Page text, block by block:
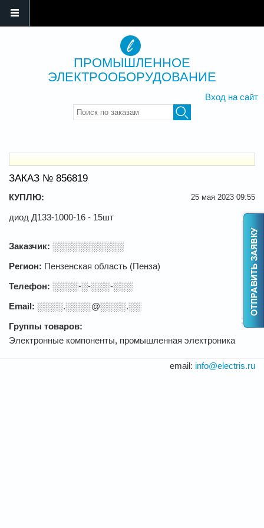
ПРОМЫШЛЕННОЕ
ЭЛЕКТРООБОРУДОВАНИЕ
Вход на сайт
Введите ключевые слова для
ЗАКАЗ № 856819
25 мая 2023 09:55
КУПЛЮ:
диод Д133-1000-16 - 15шт
Заказчик: ░░░░░░░░░░░
Регион: Пензенская область (Пенза)
Телефон: ░░░░-░-░░░-░░░
Email: ░░░░.░░░░@░░░░.░░
Группы товаров:
Электронные компоненты, промышленная электроника
email: info@electris.ru